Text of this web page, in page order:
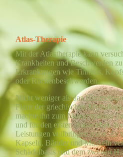
Atlas-Therapie
Mit der Atlastherapie kann
Krankheiten und Beschwerden
Erkrankungen wie Tinnitus,
oder Rückenbeschwerden.
Nicht weniger als das
Figur der griechischen
machte ihn zum Namenspatron
und für den ersten Halswirbel,
Leistungen vollbringen muss: Er
Kapseln, Bänder und Muskeln
Schädelbasis und dem zweiten